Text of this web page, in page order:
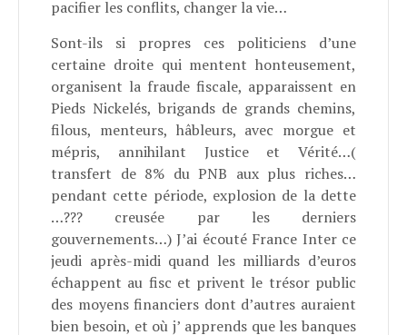
pacifier les conflits, changer la vie…
Sont-ils si propres ces politiciens d’une
certaine droite qui mentent honteusement,
organisent la fraude fiscale, apparaissent en
Pieds Nickelés, brigands de grands chemins,
filous, menteurs, hâbleurs, avec morgue et
mépris, annihilant Justice et Vérité…(
transfert de 8% du PNB aux plus riches…
pendant cette période, explosion de la dette
…??? creusée par les derniers
gouvernements…) J’ai écouté France Inter ce
jeudi après-midi quand les milliards d’euros
échappent au fisc et privent le trésor public
des moyens financiers dont d’autres auraient
bien besoin, et où j’ apprends que les banques